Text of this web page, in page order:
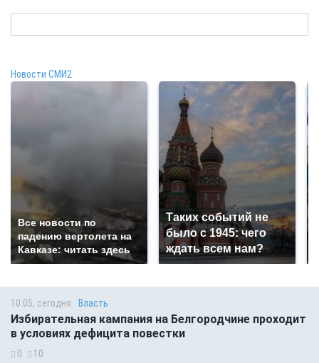
Новости СМИ2
Все новости по
падению вертолета на
Кавказе: читать здесь
Таких событий не
было с 1945: чего
ждать всем нам?
10:05, сегодня Власть
Избирательная кампания на Белгородчине проходит
в условиях дефицита повестки
0 10